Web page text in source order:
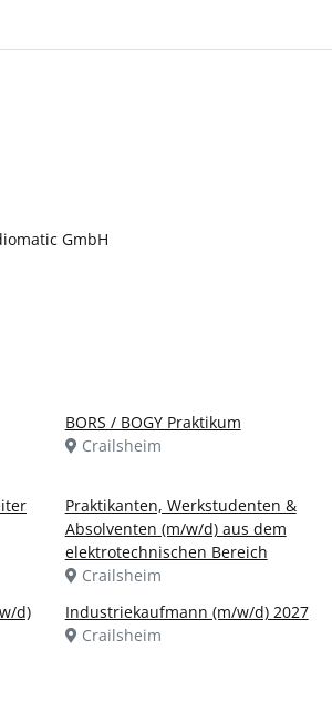
GmbH
BORS / BOGY Praktikum
Crailsheim
Praktikanten, Werkstudenten &
Absolventen (m/w/d) aus dem
elektrotechnischen Bereich
Crailsheim
d)
Industriekaufmann (m/w/d) 2027
Crailsheim